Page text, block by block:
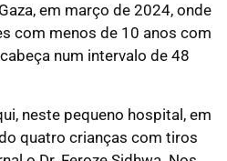
em março de 2024, onde
com menos de 10 anos com
num intervalo de 48
neste pequeno hospital, em
quatro crianças com tiros